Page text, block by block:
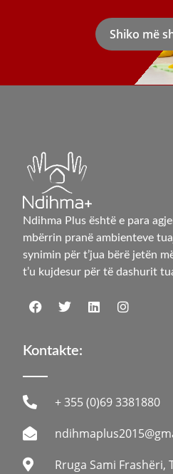
Shiko më
Ndihma Plus është e para
mbërrin pranë ambienteve
synimin për t’jua bërë jetën
t’u kujdesur për të dashurit
Kontakte:
+ 355 (0)69 3381880
Rruga Sami Frashëri,